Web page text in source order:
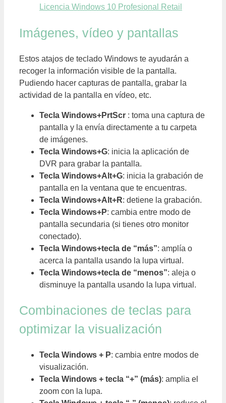
Licencia Windows 10 Profesional Retail
Imágenes, vídeo y pantallas
Estos atajos de teclado Windows te ayudarán a
recoger la información visible de la pantalla.
Pudiendo hacer capturas de pantalla, grabar la
actividad de la pantalla en vídeo, etc.
Tecla Windows+PrtScr : toma una captura de
pantalla y la envía directamente a tu carpeta
de imágenes.
Tecla Windows+G: inicia la aplicación de
DVR para grabar la pantalla.
Tecla Windows+Alt+G: inicia la grabación de
pantalla en la ventana que te encuentras.
Tecla Windows+Alt+R: detiene la grabación.
Tecla Windows+P: cambia entre modo de
pantalla secundaria (si tienes otro monitor
conectado).
Tecla Windows+tecla de “más”: amplía o
acerca la pantalla usando la lupa virtual.
Tecla Windows+tecla de “menos”: aleja o
disminuye la pantalla usando la lupa virtual.
Combinaciones de teclas para
optimizar la visualización
Tecla Windows + P: cambia entre modos de
visualización.
Tecla Windows + tecla “+” (más): amplia el
zoom con la lupa.